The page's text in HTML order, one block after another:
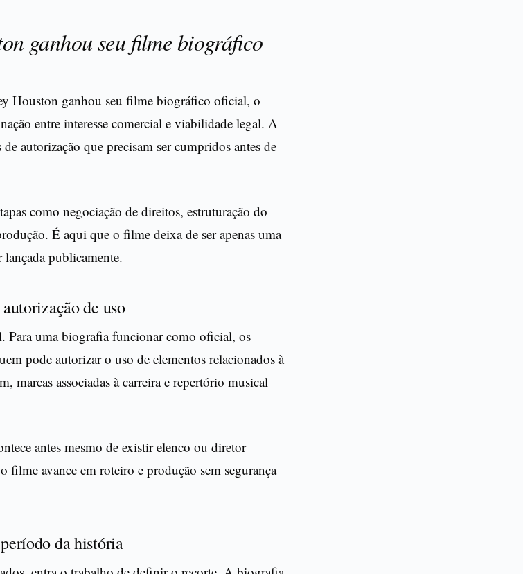
ganhou seu filme biográfico
Houston ganhou seu filme biográfico oficial, o
entre interesse comercial e viabilidade legal. A
autorização que precisam ser cumpridos antes de
como negociação de direitos, estruturação do
É aqui que o filme deixa de ser apenas uma
publicamente.
de uso
Para uma biografia funcionar como oficial, os
pode autorizar o uso de elementos relacionados à
marcas associadas à carreira e repertório musical
antes mesmo de existir elenco ou diretor
avance em roteiro e produção sem segurança
da história